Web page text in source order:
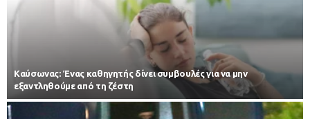
Kαύσωνας: Ένας καθηγητής δίνει συμβουλές για να μην
εξαντληθούμε από τη ζέστη